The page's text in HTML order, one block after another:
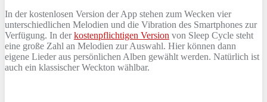
In der kostenlosen Version der App stehen zum Wecken vier
unterschiedlichen Melodien und die Vibration des Smartphones zur
Verfügung. In derkostenpflichtigen Version von Sleep Cycle steht
eine große Zahl an Melodien zur Auswahl. Hier können dann
eigene Lieder aus persönlichen Alben gewählt werden. Natürlich ist
auch ein klassischer Weckton wählbar.